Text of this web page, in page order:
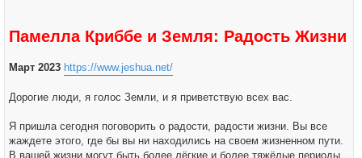
Памелла Криббе и Земля: Радость Жизни
Март 2023 https://www.jeshua.net/
Дорогие люди, я голос Земли, и я приветствую всех вас.
Я пришла сегодня поговорить о радости, радости жизни. Вы все
жаждете этого, где бы вы ни находились на своем жизненном пути.
В вашей жизни могут быть более лёгкие и более тяжёлые периоды,